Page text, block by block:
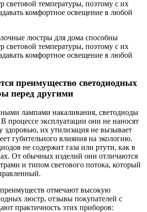
люстры для дома способны
световой температуры, поэтому с их
комфортное освещение в любой
преимущество светодиодных
перед другими
лампами накаливания, светодиоды
В процессе эксплуатации они не наносят
здоровью, их утилизация не вызывает
губительного влияния на экологию.
не содержит газа или ртути, как в
От обычных изделий они отличаются
и типом светового потока, который
отмечают высокую
люстр, отзывы покупателей с
практичность этих приборов: